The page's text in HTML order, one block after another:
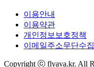
이용안내
이용약관
개인정보보호정책
이메일주소무단수
Copyright ⓒ flyava.kr. All